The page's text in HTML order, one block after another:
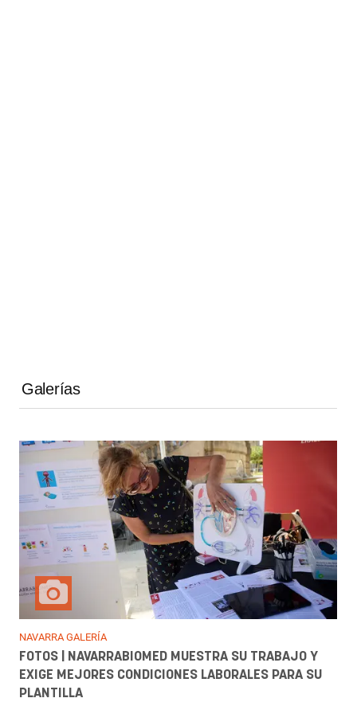
Galerías
NAVARRA GALERÍA
FOTOS | NAVARRABIOMED MUESTRA SU TRABAJO Y
EXIGE MEJORES CONDICIONES LABORALES PARA SU
PLANTILLA